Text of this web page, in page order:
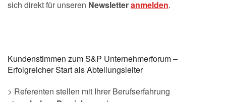
sich direkt für unseren Newsletteranmelden.
Kundenstimmen zum S&P Unternehmerforum –
Erfolgreicher Start als Abteilungsleiter
> Referenten stellen mit Ihrer Berufserfahrung